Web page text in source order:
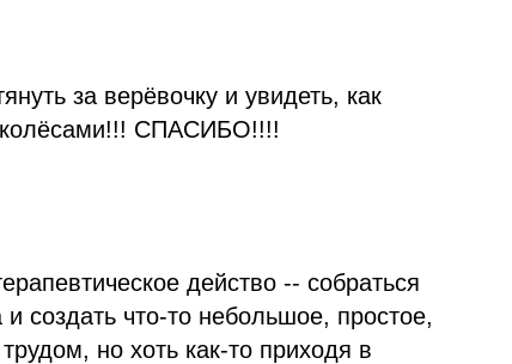
за верёвочку и увидеть, как
колёсами!!! СПАСИБО!!!!
действо -- собраться
создать что-то небольшое, простое,
но хоть как-то приходя в